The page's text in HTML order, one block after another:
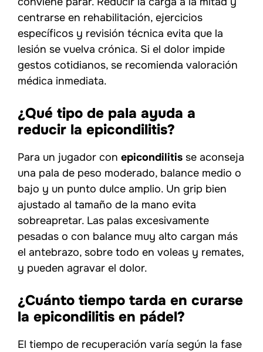
centrarse en rehabilitación, ejercicios
específicos y revisión técnica evita que la
lesión se vuelva crónica. Si el dolor impide
gestos cotidianos, se recomienda valoración
médica inmediata.
¿Qué tipo de pala ayuda a
reducir la epicondilitis?
Para un jugador con epicondilitis se aconseja
una pala de peso moderado, balance medio o
bajo y un punto dulce amplio. Un grip bien
ajustado al tamaño de la mano evita
sobreapretar. Las palas excesivamente
pesadas o con balance muy alto cargan más
el antebrazo, sobre todo en voleas y remates,
y pueden agravar el dolor.
¿Cuánto tiempo tarda en curarse
la epicondilitis en pádel?
El tiempo de recuperación varía según la fase